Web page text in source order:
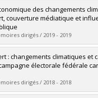
Munoz, Sarah
dans Papyrus
des changements
couverture médiatique et
dirigés / 2019 - 2019
Guertin-Armstrong, Simon
dans Papyrus
: changements climatiques et
électorale fédérale
dirigés / 2018 - 2018